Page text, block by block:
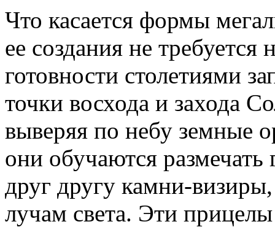
Что касается формы
ее создания не
готовности столетиями
точки восхода и захода
выверяя по небу земные
они обучаются размечать
друг другу камни-
лучам света. Эти